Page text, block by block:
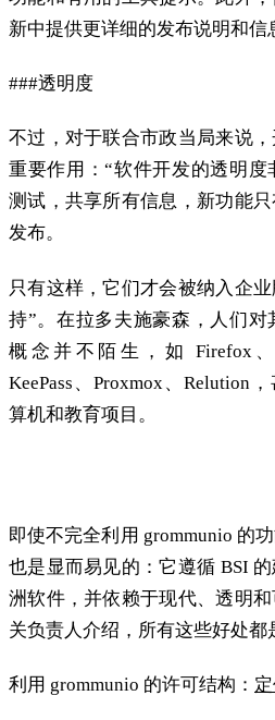
新中提供更详细的发布说明和信
###透明度
不过，对于联合市政当局来说
重要作用：“软件开发的透明
测试，共享所有信息，新功能
发布。
只有这样，它们才会被纳入企
持”。在拉多夫施豪森，人们
概念并不陌生，如 Firefox、
KeePass、Proxmox、Relution
算机和教育项目。
即使不完全利用 grommunio 的
也是显而易见的：它遵循 BSI
洲软件，并依赖于现代、透明
关负责人介绍，所有这些好处都
利用 grommunio 的许可结构：